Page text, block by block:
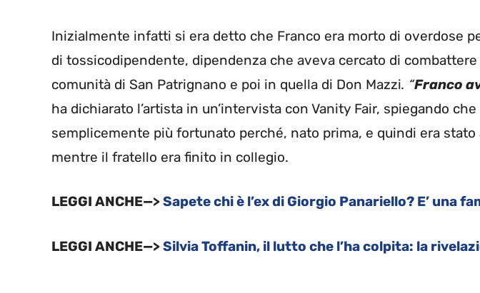
Inizialmente infatti si era detto che Franco era morto di overdose
di tossicodipendente, dipendenza che aveva cercato di
comunità di San Patrignano e poi in quella di Don Mazzi. “Franco
ha dichiarato l’artista in un’intervista con Vanity Fair, spiegando
semplicemente più fortunato perché, nato prima, e quindi era stato
mentre il fratello era finito in collegio.
LEGGI ANCHE—>Sapete chi è l’ex di Giorgio Panariello? E’ una
LEGGI ANCHE—>Silvia Toffanin, il lutto che l’ha colpita: la